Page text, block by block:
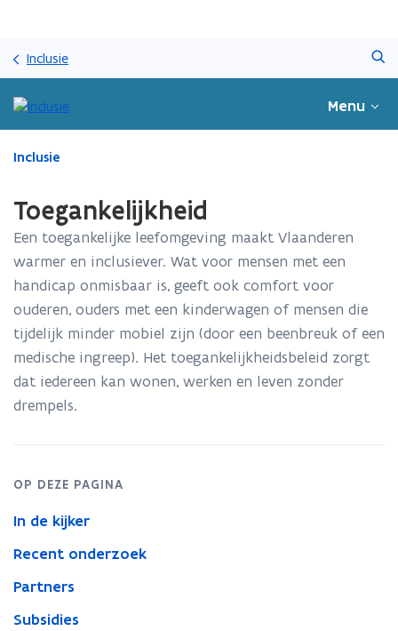
gaan
Inclusie
Menu
Gedaan
bevindt
op:
Toegankelijkheid
Inclusie
Toegankelijkheid
Een toegankelijke leefomgeving maakt Vlaanderen
warmer en inclusiever. Wat voor mensen met een
handicap onmisbaar is, geeft ook comfort voor
ouderen, ouders met een kinderwagen of mensen die
tijdelijk minder mobiel zijn (door een beenbreuk of een
medische ingreep). Het toegankelijkheidsbeleid zorgt
dat iedereen kan wonen, werken en leven zonder
drempels.
OP DEZE PAGINA
In de kijker
Recent onderzoek
Partners
Subsidies